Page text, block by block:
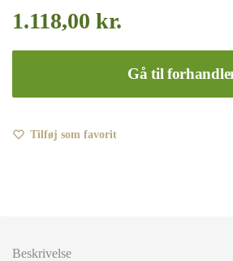
1.118,00 kr.
Gå til
Tilføj som favorit
Beskrivelse